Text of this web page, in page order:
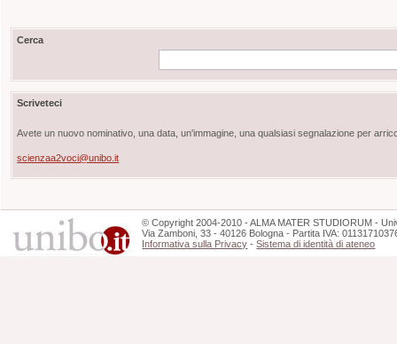
Cerca
Scriveteci
Avete un nuovo nominativo, una data, un'immagine, una qualsiasi segnalazione per
scienzaa2voci@unibo.it
©Copyright 2004-2010 - ALMA MATER STUDIORUM -
Via Zamboni, 33 - 40126 Bologna - Partita IVA:
Informativa sulla Privacy -Sistema di identità di ateneo